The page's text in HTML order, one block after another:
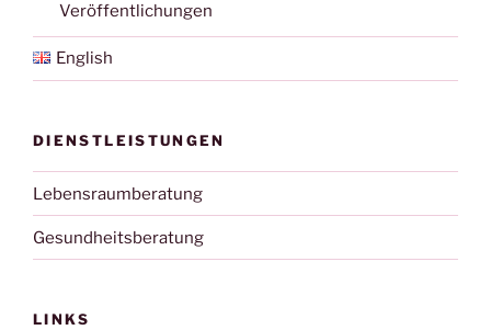
Veröffentlichungen
English
DIENSTLEISTUNGEN
Lebensraumberatung
Gesundheitsberatung
LINKS